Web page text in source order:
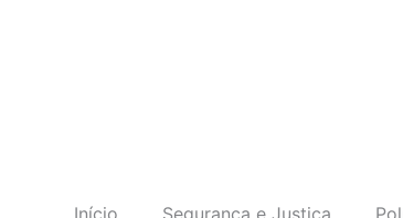
Início Segurança e Justiça